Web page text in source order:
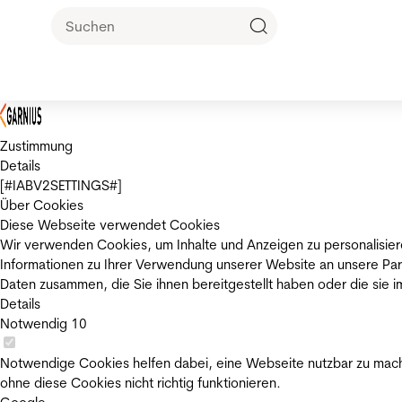
Zustimmung
Details
[#IABV2SETTINGS#]
Über Cookies
Diese Webseite verwendet Cookies
Wir verwenden Cookies, um Inhalte und Anzeigen zu
Informationen zu Ihrer Verwendung unserer Website an unsere
Daten zusammen, die Sie ihnen bereitgestellt haben oder die sie
Details
Notwendig 10
Notwendige Cookies helfen dabei, eine Webseite nutzbar zu
ohne diese Cookies nicht richtig funktionieren.